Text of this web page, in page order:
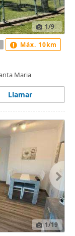
1/9
Maria
Llamar
Máx. 10km
1/19